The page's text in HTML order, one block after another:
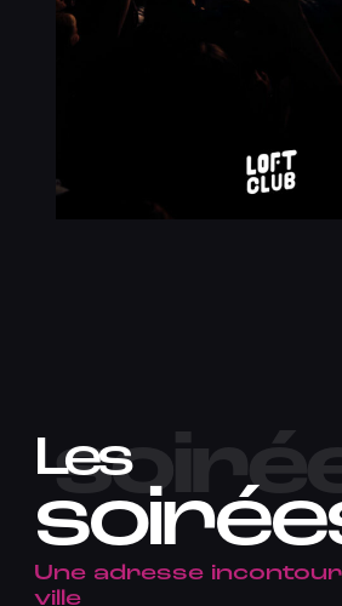
Les
Une adresse
ville​